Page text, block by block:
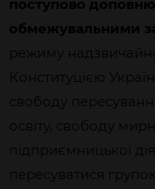
поступово
обмежувальними
режиму
Конституцією
свободу
освіту, свободу
підприємницької
пересуватися